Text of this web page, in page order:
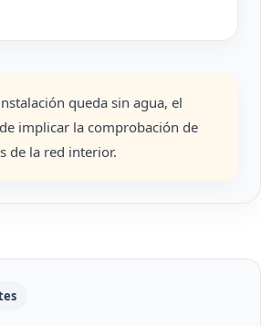
queda sin agua, el
implicar la comprobación de
de la red interior.